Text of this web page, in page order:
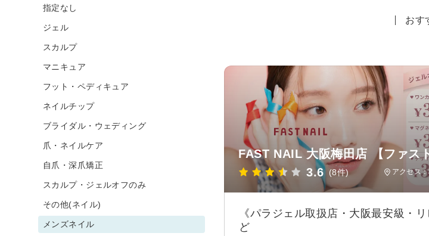
おす
FAST NAIL 大阪梅田店 【ファス
3.6 (8件) アクセス
《パラジェル取扱店・大阪最安級・
ど
指定なし
ジェル
スカルプ
マニキュア
フット・ペディキュア
ネイルチップ
ブライダル・ウェディング
爪・ネイルケア
自爪・深爪矯正
スカルプ・ジェルオフのみ
その他(ネイル)
メンズネイル